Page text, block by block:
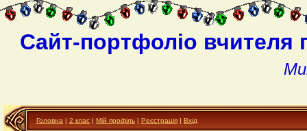
Сайт-портфоліо вчителя
Головна | 2 клас | Мій профіль | Реєстрація | Вхід